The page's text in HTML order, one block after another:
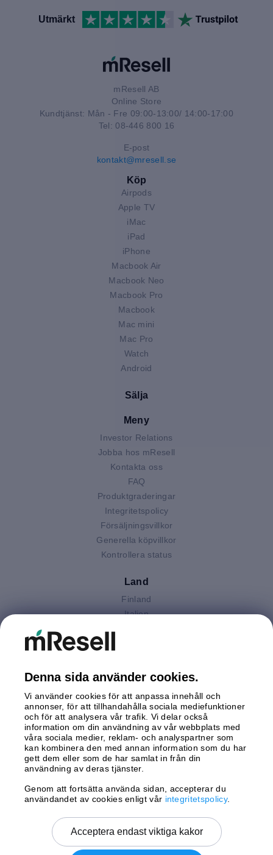
Utmärkt
mResell AB
Online Store
Kundtjänst: Mån - Fre 09:00-13:00/ 14:00-17:00
Tel: 08-446 800 16
E-post
kontakt@mresell.se
Köp
Airpods
Apple TV
iMac
iPad
iPhone
Macbook Air
Macbook Neo
Macbook Pro
Macbook
Mac mini
Mac Pro
Watch
Android
Sälja
Meny
Investor Relations
Jobba hos mResell
Kontakta oss
FAQ
Produktgraderingar
Integritetspolicy
Försäljningsvillkor
Generella köpvillkor
Kontrollera status
Land
Finland
Italien
Storbritannien
Tyskland
Österrike
Betalningar
Leverans av
Denna sida använder cookies.
Vi använder cookies för att anpassa innehåll och
annonser, för att tillhandahålla sociala mediefunktioner
och för att analysera vår trafik. Vi delar också
information om din användning av vår webbplats med
våra sociala medier, reklam- och analyspartner som
kan kombinera den med annan information som du har
gett dem eller som de har samlat in från din
användning av deras tjänster.
Genom att fortsätta använda sidan, accepterar du
användandet av cookies enligt vår integritetspolicy.
Acceptera endast viktiga kakor